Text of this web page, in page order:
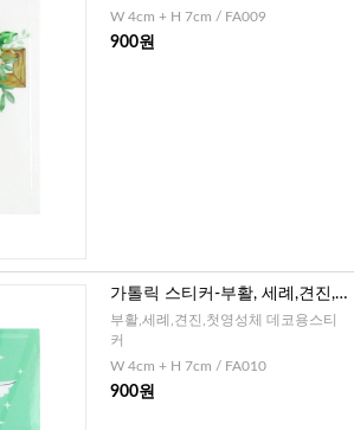
W 4cm + H 7cm / FA009
900원
가톨릭 스티커-부활, 세례,견진,
첫영성체(성작2)-8매
부활,세례,견진,첫영성체 데코용스티
커
W 4cm + H 7cm / FA010
900원